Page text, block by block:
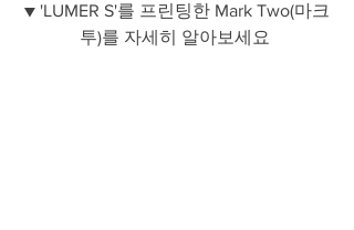
▼ 'LUMER S'를 프린팅한 Mark Two(마크
투)를 자세히 알아보세요